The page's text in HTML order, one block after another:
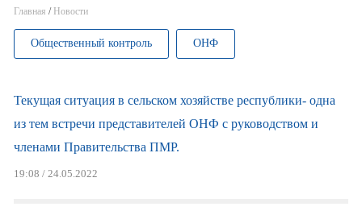
Вы здесь
Главная / Новости
Общественный контроль ОНФ
Текущая ситуация в сельском хозяйстве республики- одна
из тем встречи представителей ОНФ с руководством и
членами Правительства ПМР.
19:08 / 24.05.2022